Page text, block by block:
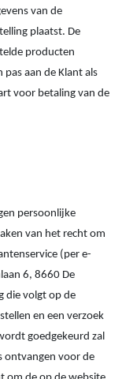
van de
plaatst. De
producten
aan de Klant als
voor betaling van de
persoonlijke
van het recht om
(per e-
6, 8660 De
die volgt op de
en een verzoek
goedgekeurd zal
ontvangen voor de